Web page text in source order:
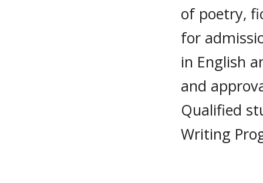
of poetry,
for
in English
and
Qualified
Writing